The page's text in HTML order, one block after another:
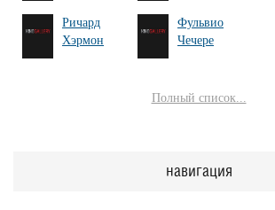
Ричард
Хэрмон
Фульвио
Чечере
Полный список...
навигация